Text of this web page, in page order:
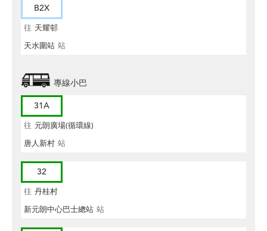
B2X
往 天耀邨
天水圍站 站
專線小巴
31A
往 元朗廣場(循環線)
唐人新村 站
32
往 丹桂村
新元朗中心巴士總站 站